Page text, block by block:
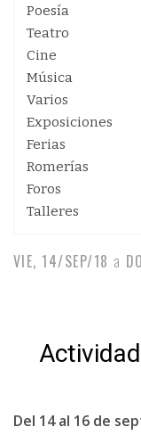
Poesía
Teatro
Cine
Música
Varios
Exposiciones
Ferias
Romerías
Foros
Talleres
VIE, 14/SEP/18 a
Del 14 al 16 de